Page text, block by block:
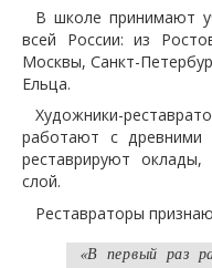
В школе принимают
всей России: из
Москвы, Санкт-
Ельца.
Художники-
работают с древними
реставрируют
слой.
Реставраторы
«В первый раз